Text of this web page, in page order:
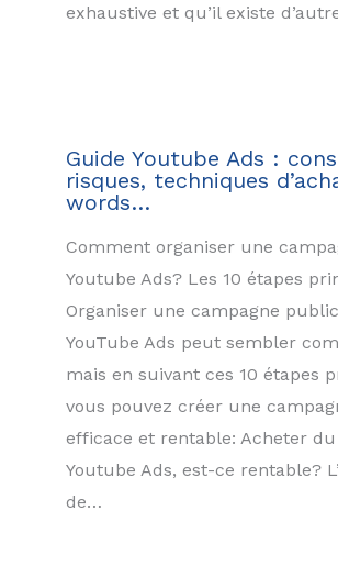
exhaustive et qu’il existe
Guide Youtube Ads :
risques, techniques
words…
Comment organiser une
Youtube Ads? Les 10 étapes
Organiser une campagne
YouTube Ads peut sembler
mais en suivant ces 10 étapes
vous pouvez créer une
efficace et rentable: Acheter
Youtube Ads, est-ce rentable?
de…